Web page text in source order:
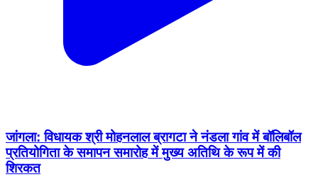
जांगला: विधायक श्री मोहनलाल ब्रागटा ने नंडला गांव में बॉलिबॉल
प्रतियोगिता के समापन समारोह में मुख्य अतिथि के रूप में की
शिरकत